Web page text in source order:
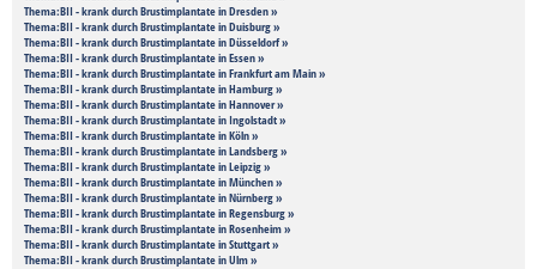
Thema:BII - krank durch Brustimplantate in Dresden »
Thema:BII - krank durch Brustimplantate in Duisburg »
Thema:BII - krank durch Brustimplantate in Düsseldorf »
Thema:BII - krank durch Brustimplantate in Essen »
Thema:BII - krank durch Brustimplantate in Frankfurt am Main »
Thema:BII - krank durch Brustimplantate in Hamburg »
Thema:BII - krank durch Brustimplantate in Hannover »
Thema:BII - krank durch Brustimplantate in Ingolstadt »
Thema:BII - krank durch Brustimplantate in Köln »
Thema:BII - krank durch Brustimplantate in Landsberg »
Thema:BII - krank durch Brustimplantate in Leipzig »
Thema:BII - krank durch Brustimplantate in München »
Thema:BII - krank durch Brustimplantate in Nürnberg »
Thema:BII - krank durch Brustimplantate in Regensburg »
Thema:BII - krank durch Brustimplantate in Rosenheim »
Thema:BII - krank durch Brustimplantate in Stuttgart »
Thema:BII - krank durch Brustimplantate in Ulm »